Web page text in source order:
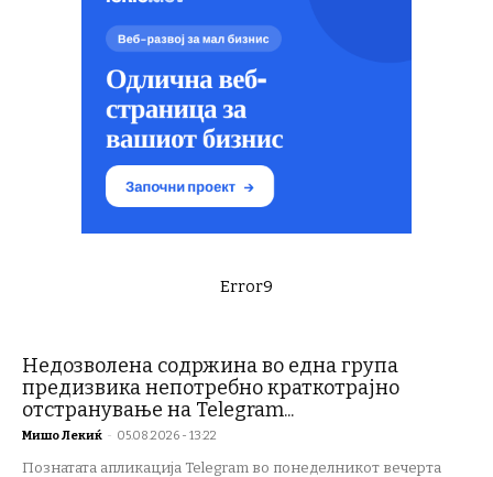
Error9
Недозволена содржина во една група
предизвика непотребно краткотрајно
отстранување на Telegram...
Мишо Лекиќ - 05.08.2026 - 13:22
Познатата апликација Telegram во понеделникот вечерта